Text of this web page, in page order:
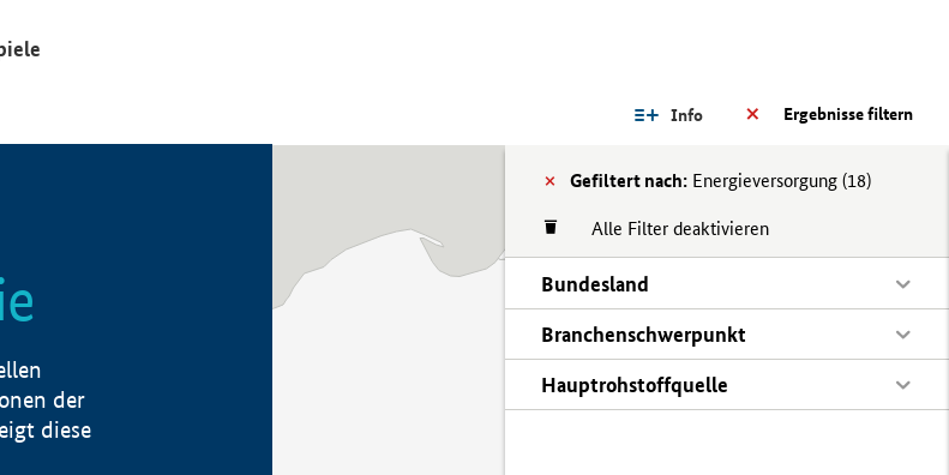
Ergebnisse filtern
Info
Gefiltert nach: Energieversorgung (18)
Alle Filter deaktivieren
Bundesland
Branchenschwerpunkt
Hauptrohstoffquelle
der
diese